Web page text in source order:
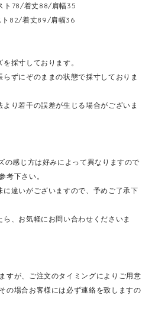
78/着丈88/肩幅35
82/着丈89/肩幅36
採寸しております。
ずにぞのままの状態で採寸しておりま
り若干の誤差が生じる場合がございま
の感じ方は好みによって異なりますので
考下さい。
違いがございますので、予めご了承下
、お気軽にお問い合わせくださいま
すが、ご注文のタイミングによりご用意
の場合お客様には必ず連絡を致しますの